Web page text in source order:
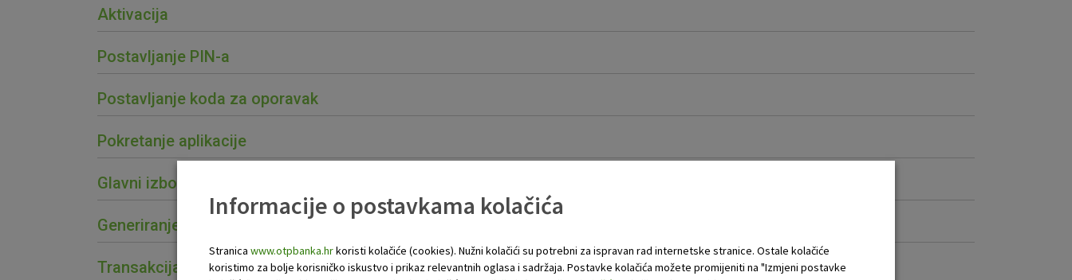
Aktivacija
Postavljanje PIN-a
Postavljanje koda za oporavak
Pokretanje aplikacije
Glavni izbornik
Generiranje jednokratne zaporke – „OTP KOD (APPLI1)“
Transakcija „MAC KOD (APPLI2)“
Informacije o postavkama kolačića
Stranica www.otpbanka.hrkoristi kolačiće (cookies). Nužni kolačići su potrebni za ispravan rad internetske stranice. Ostale kolačiće
koristimo za bolje korisničko iskustvo i prikaz relevantnih oglasa i sadržaja. Postavke kolačića možete promijeniti na "Izmjeni postavke